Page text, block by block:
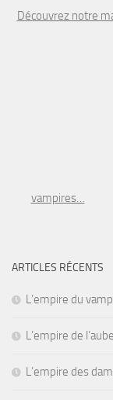
Découvrez notre
vampires…
ARTICLES RÉCENTS
L’empire du
L’empire de
L’empire des